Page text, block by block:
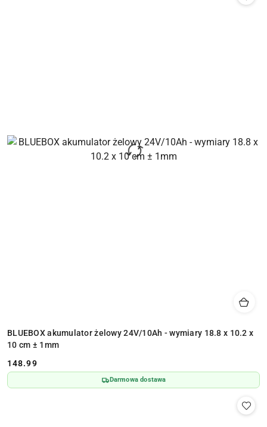
BLUEBOX akumulator żelowy 24V/10Ah - wymiary 18.8 x 10.2 x
10 cm ± 1mm
Cena:
148.99
Darmowa dostawa